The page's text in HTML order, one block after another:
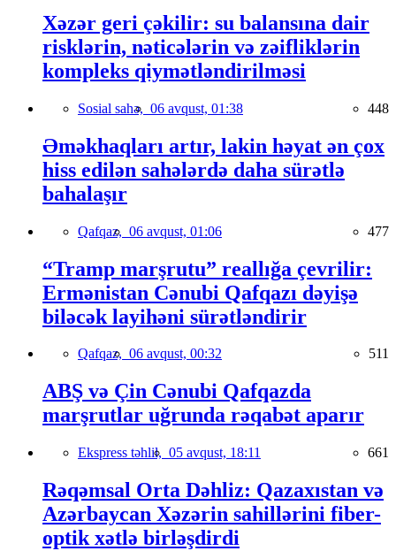
Xəzər geri çəkilir: su balansına dair
risklərin, nəticələrin və zəifliklərin
kompleks qiymətləndirilməsi
Sosial sahə, 06 avqust, 01:38 448
Əməkhaqları artır, lakin həyat ən çox
hiss edilən sahələrdə daha sürətlə
bahalaşır
Qafqaz, 06 avqust, 01:06 477
“Tramp marşrutu” reallığa çevrilir:
Ermənistan Cənubi Qafqazı dəyişə
biləcək layihəni sürətləndirir
Qafqaz, 06 avqust, 00:32 511
ABŞ və Çin Cənubi Qafqazda
marşrutlar uğrunda rəqabət aparır
Ekspress təhlil, 05 avqust, 18:11 661
Rəqəmsal Orta Dəhliz: Qazaxıstan və
Azərbaycan Xəzərin sahillərini fiber-
optik xətlə birləşdirdi